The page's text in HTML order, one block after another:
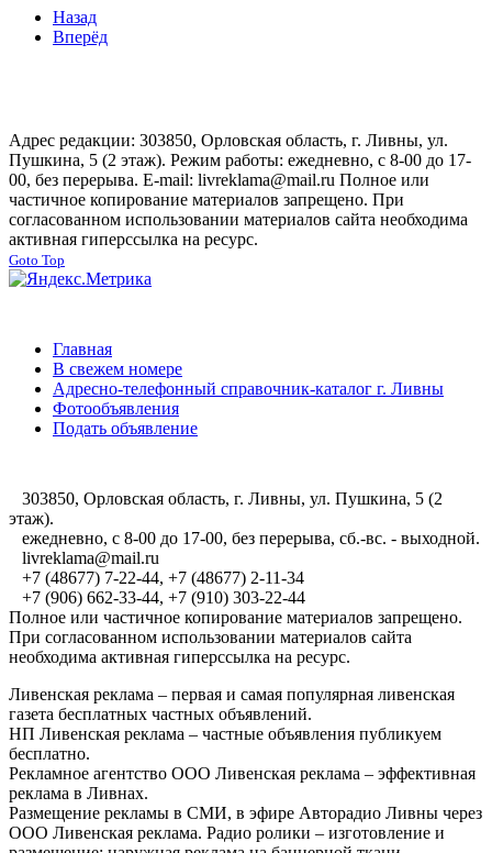
Назад
Вперёд
Адрес редакции: 303850, Орловская область, г. Ливны, ул.
Пушкина, 5 (2 этаж). Режим работы: ежедневно, с 8-00 до 17-
00, без перерыва. E-mail: livreklama@mail.ru Полное или
частичное копирование материалов запрещено. При
согласованном использовании материалов сайта необходима
активная гиперссылка на ресурс.
Goto Top
Главная
В свежем номере
Адресно-телефонный справочник-каталог г. Ливны
Фотообъявления
Подать объявление
303850, Орловская область, г. Ливны, ул. Пушкина, 5 (2
этаж).
ежедневно, с 8-00 до 17-00, без перерыва, сб.-вс. - выходной.
livreklama@mail.ru
+7 (48677) 7-22-44, +7 (48677) 2-11-34
+7 (906) 662-33-44, +7 (910) 303-22-44
Полное или частичное копирование материалов запрещено.
При согласованном использовании материалов сайта
необходима активная гиперссылка на ресурс.
Ливенская реклама – первая и самая популярная ливенская
газета бесплатных частных объявлений.
НП Ливенская реклама – частные объявления публикуем
бесплатно.
Рекламное агентство ООО Ливенская реклама – эффективная
реклама в Ливнах.
Размещение рекламы в СМИ, в эфире Авторадио Ливны через
ООО Ливенская реклама. Радио ролики – изготовление и